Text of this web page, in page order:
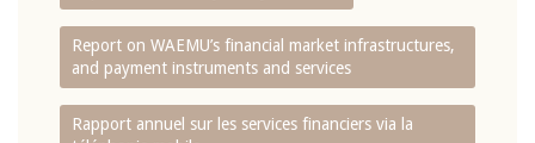
Report on WAEMU’s financial market infrastructures,
and payment instruments and services
Rapport annuel sur les services financiers via la